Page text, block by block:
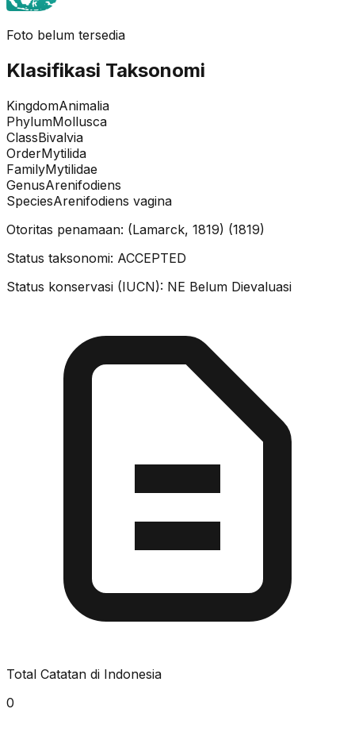
Foto belum tersedia
Klasifikasi Taksonomi
KingdomAnimalia
PhylumMollusca
ClassBivalvia
OrderMytilida
FamilyMytilidae
GenusArenifodiens
SpeciesArenifodiens vagina
Otoritas penamaan: (Lamarck, 1819) (1819)
Status taksonomi: ACCEPTED
Status konservasi (IUCN): NE Belum Dievaluasi
Total Catatan di Indonesia
0